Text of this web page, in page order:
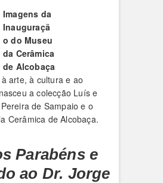
Imagens da
Inauguraçã
o do Museu
da Cerâmica
de Alcobaça
arte, à cultura e ao
a colecção Luís e
de Sampaio e o
Cerâmica de Alcobaça.
Parabéns e
ao Dr. Jorge